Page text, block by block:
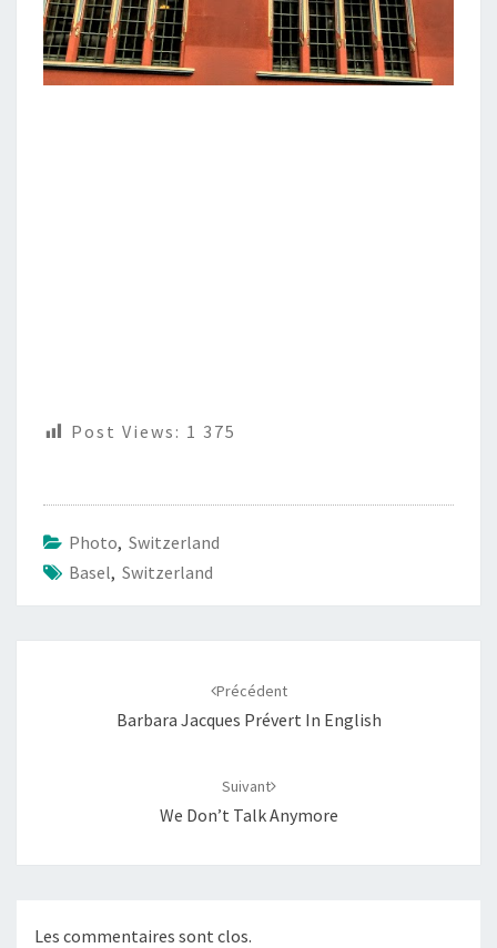
Post Views: 1 375
Photo, Switzerland
Basel, Switzerland
Précédent
Barbara Jacques Prévert In English
Suivant
We Don’t Talk Anymore
Les commentaires sont clos.